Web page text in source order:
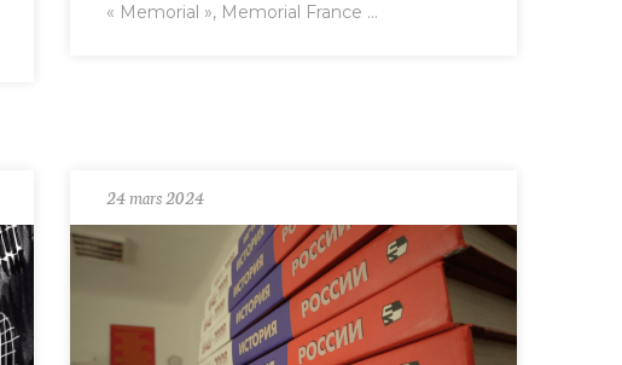
« Memorial », Memorial France ...
24 mars 2024